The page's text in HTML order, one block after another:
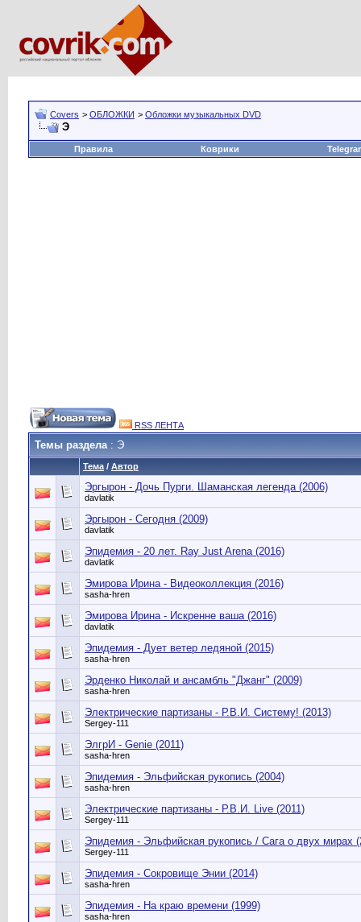
Covers > ОБЛОЖКИ > Обложки музыкальных DVD
Э
Правила Коврики
RSS ЛЕНТА
Темы раздела: Э
Тема / Автор
Эргырон - Дочь Пурги. Шаманская легенда (2006)
davlatik
Эргырон - Сегодня (2009)
davlatik
Эпидемия - 20 лет. Ray Just Arena (2016)
davlatik
Эмирова Ирина - Видеоколлекция (2016)
sasha-hren
Эмирова Ирина - Искренне ваша (2016)
davlatik
Эпидемия - Дует ветер ледяной (2015)
sasha-hren
Эрденко Николай и ансамбль "Джанг" (2009)
sasha-hren
Электрические партизаны - Р.В.И. Cистему! (2013)
Sergey-111
ЭлгрИ - Genie (2011)
sasha-hren
Эпидемия - Эльфийская рукопись (2004)
sasha-hren
Электрические партизаны - Р.В.И. Live (2011)
Sergey-111
Эпидемия - Эльфийская рукопись / Сага о двух мирах
Sergey-111
Эпидемия - Сокровище Энии (2014)
sasha-hren
Эпидемия - На краю времени (1999)
sasha-hren